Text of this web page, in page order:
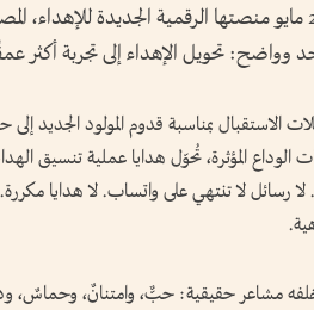
أطلقت هدايا في 23 مايو منصتها الرقمية
وواضح: تحويل الإهداء إلى تجربة أكثر
الاستقبال بمناسبة قدوم المولود الجديد
الوداع المؤثرة، تُحوّل هدايا عملية تنسيق
رسائل لا تنتهي على واتساب. لا هدايا
مشاعر حقيقية: حبٌّ، وامتنانٌ، وحماسٌ،